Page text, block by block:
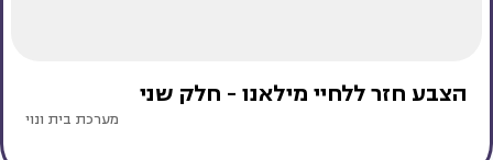
הצבע חזר ללחיי מילאנו - חלק שני
מערכת בית ונוי